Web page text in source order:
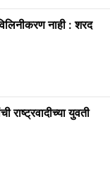
नाही : शरद
राष्ट्रवादीच्या युवती